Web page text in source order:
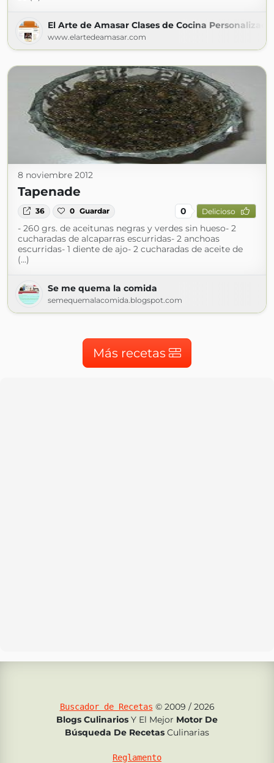
El Arte de Amasar Clases de Cocina
www.elartedeamasar.com
8 noviembre 2012
Tapenade
36 0 Guardar 0 Delicioso
- 260 grs. de aceitunas negras y verdes sin hueso- 2
cucharadas de alcaparras escurridas- 2 anchoas
escurridas- 1 diente de ajo- 2 cucharadas de aceite de
(...)
Se me quema la comida
semequemalacomida.blogspot.com
Más recetas
Buscador de Recetas © 2009 / 2026
Blogs Culinarios Y El Mejor Motor De
Búsqueda De Recetas Culinarias
Reglamento